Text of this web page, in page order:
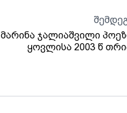
მარინა ჯალიაშვილი პოეზია უპირველედს